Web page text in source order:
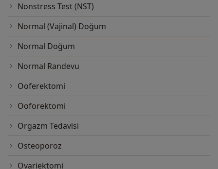
Nonstress Test (NST)
Normal (Vajinal) Doğum
Normal Doğum
Normal Randevu
Ooferektomi
Ooforektomi
Orgazm Tedavisi
Osteoporoz
Ovariektomi